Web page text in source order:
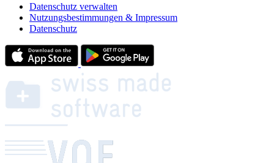
Datenschutz verwalten
Nutzungsbestimmungen & Impressum
Datenschutz